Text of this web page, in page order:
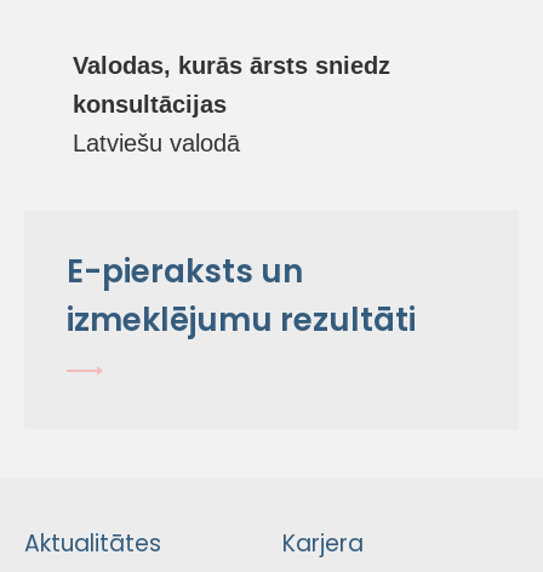
Valodas, kurās ārsts sniedz
konsultācijas
Latviešu valodā
E-pieraksts un
izmeklējumu rezultāti
Aktualitātes Karjera